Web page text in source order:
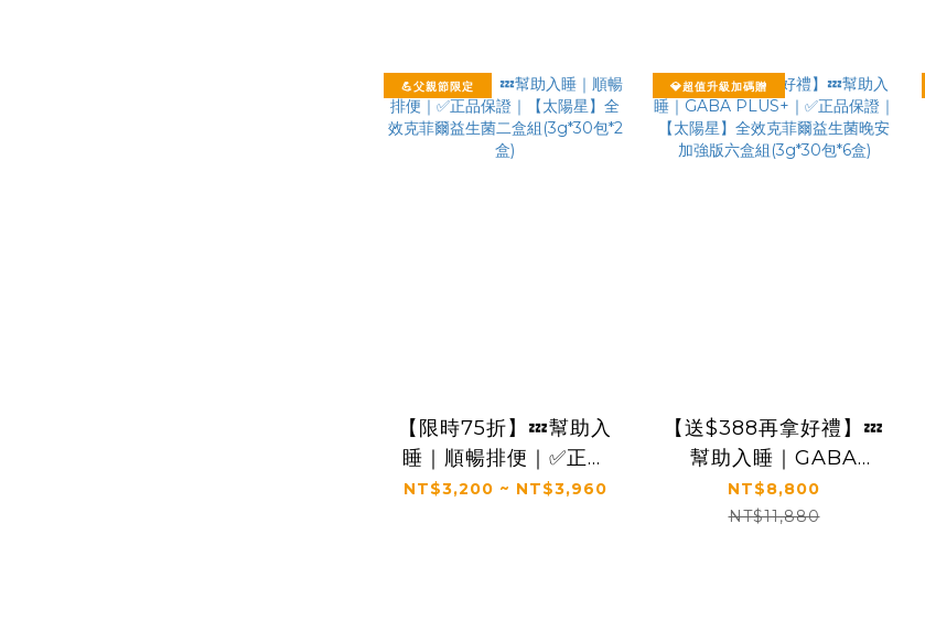
*2盒)
💪父親節限定
【限時75折】💤幫助入
睡｜順暢排便｜✅正品
保證｜【太陽星】全效
NT$3,200 ~ NT$3,960
💎超值升級加碼贈
【送$388再拿好禮】💤
幫助入睡｜GABA
PLUS+｜✅正品保證｜
【太陽星】全效克菲爾
NT$8,800
NT$11,880